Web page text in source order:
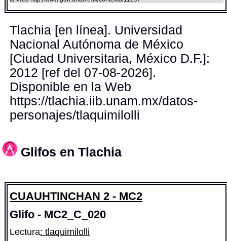
Tlachia [en línea]. Universidad
Nacional Autónoma de México
[Ciudad Universitaria, México D.F.]:
2012 [ref del 07-08-2026].
Disponible en la Web
https://tlachia.iib.unam.mx/datos-
personajes/tlaquimilolli
Glifos en Tlachia
CUAUHTINCHAN 2 - MC2
Glifo - MC2_C_020
Lectura: tlaquimilolli